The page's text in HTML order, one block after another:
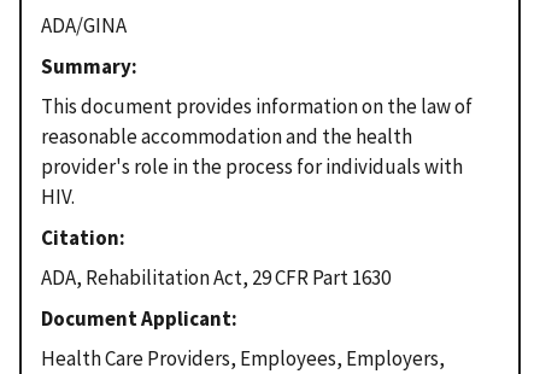
ADA/GINA
Summary
This document provides information on the law of
reasonable accommodation and the health
provider's role in the process for individuals with
HIV.
Citation
ADA, Rehabilitation Act, 29 CFR Part 1630
Document Applicant
Health Care Providers, Employees, Employers,